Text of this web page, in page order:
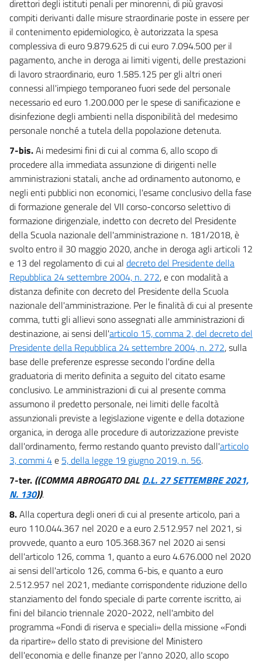
80
81
82
83
84
85
86
86 bis
87
87 bis
88
88 bis
89
90
90 bis
91
92
93
94
94 bis
95
96
97
98
99
100
101
102
103
103 bis
104
105
106
107
107 bis
direttori degli istituti penali per minorenni, di più gravosi
compiti derivanti dalle misure straordinarie poste in essere per
il contenimento epidemiologico, è autorizzata la spesa
complessiva di euro 9.879.625 di cui euro 7.094.500 per il
pagamento, anche in deroga ai limiti vigenti, delle prestazioni
di lavoro straordinario, euro 1.585.125 per gli altri oneri
connessi all'impiego temporaneo fuori sede del personale
necessario ed euro 1.200.000 per le spese di sanificazione e
disinfezione degli ambienti nella disponibilità del medesimo
personale nonché a tutela della popolazione detenuta.
7-bis.Ai medesimi fini di cui al comma 6, allo scopo di
procedere alla immediata assunzione di dirigenti nelle
amministrazioni statali, anche ad ordinamento autonomo, e
negli enti pubblici non economici, l'esame conclusivo della fase
di formazione generale del VII corso-concorso selettivo di
formazione dirigenziale, indetto con decreto del Presidente
della Scuola nazionale dell'amministrazione n. 181/2018, è
svolto entro il 30 maggio 2020, anche in deroga agli articoli 12
e 13 del regolamento di cui al decreto del Presidente della
Repubblica 24 settembre 2004, n. 272, e con modalità a
distanza definite con decreto del Presidente della Scuola
nazionale dell'amministrazione. Per le finalità di cui al presente
comma, tutti gli allievi sono assegnati alle amministrazioni di
destinazione, ai sensi dell'articolo 15, comma 2, del decreto del
Presidente della Repubblica 24 settembre 2004, n. 272, sulla
base delle preferenze espresse secondo l'ordine della
graduatoria di merito definita a seguito del citato esame
conclusivo. Le amministrazioni di cui al presente comma
assumono il predetto personale, nei limiti delle facoltà
assunzionali previste a legislazione vigente e della dotazione
organica, in deroga alle procedure di autorizzazione previste
dall'ordinamento, fermo restando quanto previsto dall'articolo
3, commi 4e 5, della legge 19 giugno 2019, n. 56.
7-ter. ((COMMA ABROGATO DAL D.L. 27 SETTEMBRE 2021,
N. 130)).
8.Alla copertura degli oneri di cui al presente articolo, pari a
euro 110.044.367 nel 2020 e a euro 2.512.957 nel 2021, si
provvede, quanto a euro 105.368.367 nel 2020 ai sensi
dell'articolo 126, comma 1, quanto a euro 4.676.000 nel 2020
ai sensi dell'articolo 126, comma 6-bis, e quanto a euro
2.512.957 nel 2021, mediante corrispondente riduzione dello
stanziamento del fondo speciale di parte corrente iscritto, ai
fini del bilancio triennale 2020-2022, nell'ambito del
programma «Fondi di riserva e speciali» della missione «Fondi
da ripartire» dello stato di previsione del Ministero
dell'economia e delle finanze per l'anno 2020, allo scopo